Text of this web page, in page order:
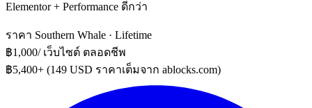
Elementor + Performance ดีกว่า
ราคา Southern Whale · Lifetime
฿1,000/ เว็บไซต์ ตลอดชีพ
฿5,400+ (149 USD ราคาเต็มจาก ablocks.com)